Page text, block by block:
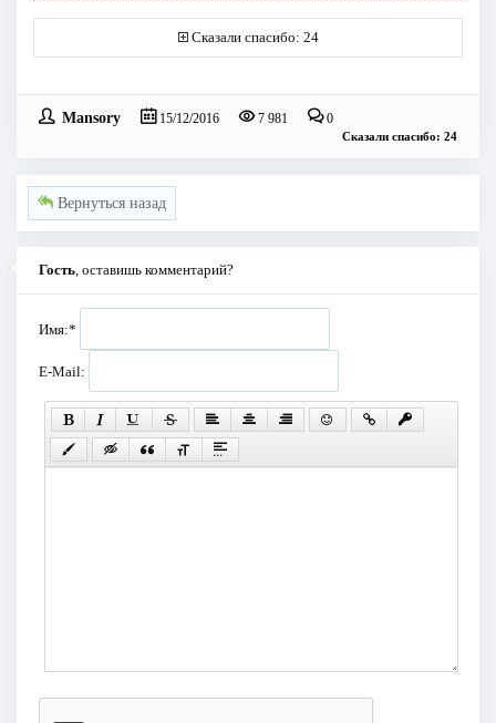
Сказали спасибо: 24
Mansory 15/12/2016 7 981 0
Сказали спасибо: 24
Вернуться назад
Гость, оставишь комментарий?
Имя:*
E-Mail: